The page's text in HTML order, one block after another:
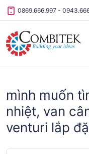
Skip to content
0869.666.997 -
mình muốn
nhiệt, van
venturi lắp